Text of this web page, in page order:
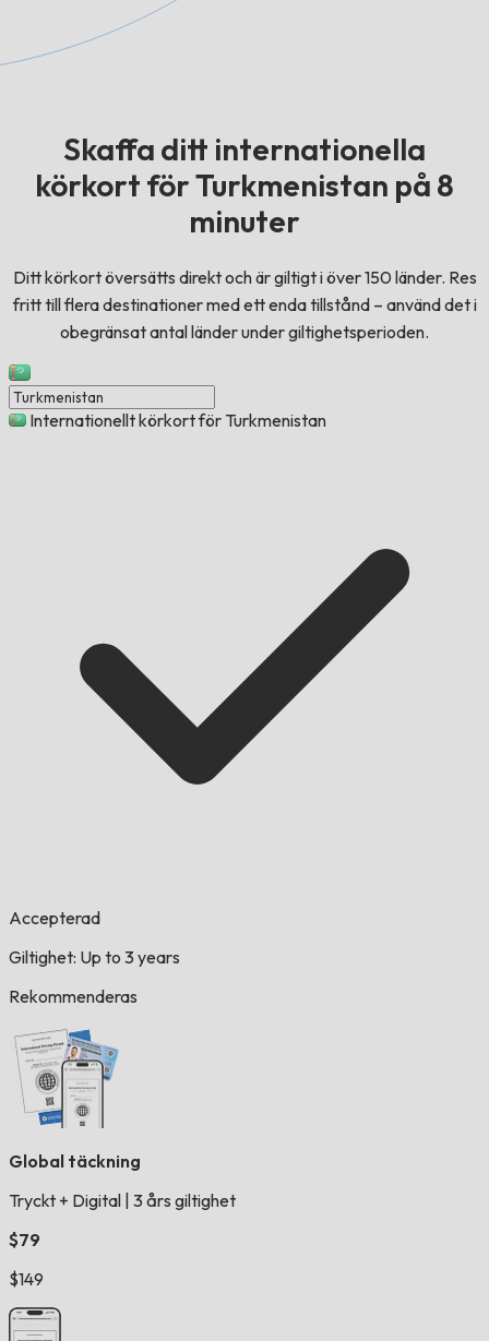
Skaffa ditt internationella
körkort för Turkmenistan på 8
minuter
Ditt körkort översätts direkt och är giltigt i över 150 länder. Res
fritt till flera destinationer med ett enda tillstånd – använd det i
obegränsat antal länder under giltighetsperioden.
Internationellt körkort för Turkmenistan
Accepterad
Giltighet: Up to 3 years
Rekommenderas
Global täckning
Tryckt + Digital 3 års giltighet
$79
$149